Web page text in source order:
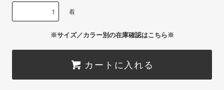
着
※サイズ／カラー別の在庫確認はこちら※
カートに入れる